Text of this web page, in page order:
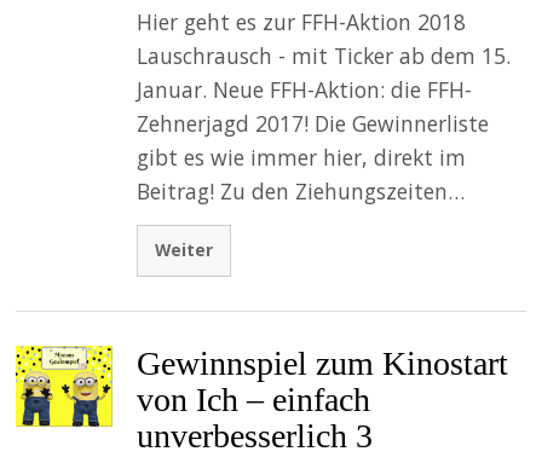
Hier geht es zur FFH-Aktion 2018
Lauschrausch - mit Ticker ab dem 15.
Januar. Neue FFH-Aktion: die FFH-
Zehnerjagd 2017! Die Gewinnerliste
gibt es wie immer hier, direkt im
Beitrag! Zu den Ziehungszeiten…
Weiter
Gewinnspiel zum Kinostart
von Ich – einfach
unverbesserlich 3